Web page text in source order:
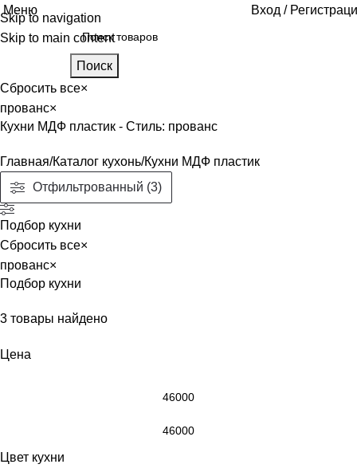
Skip to navigation
Skip to main content
Меню Вход /
Поиск
Сбросить все×
прованс×
Кухни МДФ пластик - Стиль: прованс
Главная Каталог кухонь Кухни МДФ пластик
Отфильтрованный (3)
Подбор кухни
Сбросить все×
прованс×
Подбор кухни
3 товары найдено
Цена
Цвет кухни